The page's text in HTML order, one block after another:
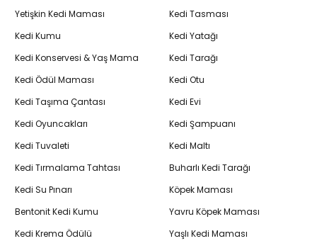
Yetişkin Kedi Maması
Kedi Kumu
Kedi Konservesi & Yaş Mama
Kedi Ödül Maması
Kedi Taşıma Çantası
Kedi Oyuncakları
Kedi Tuvaleti
Kedi Tırmalama Tahtası
Kedi Su Pınarı
Bentonit Kedi Kumu
Kedi Krema Ödülü
Kedi Tasması
Kedi Yatağı
Kedi Tarağı
Kedi Otu
Kedi Evi
Kedi Şampuanı
Kedi Maltı
Buharlı Kedi Tarağı
Köpek Maması
Yavru Köpek Maması
Yaşlı Kedi Maması